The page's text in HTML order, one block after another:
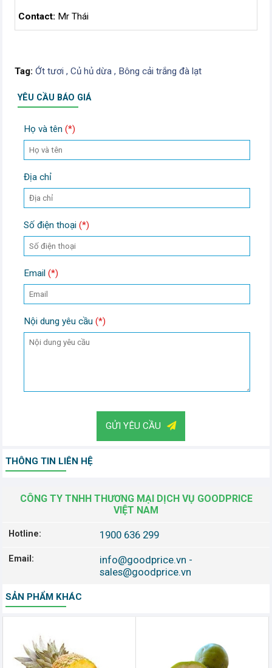
Contact: Mr Thái
Tag: Ớt tươi , Củ hủ dừa , Bông cải trắng đà lạt
YÊU CẦU BÁO GIÁ
Họ và tên (*)
Địa chỉ
Số điện thoại (*)
Email (*)
Nội dung yêu cầu (*)
GỬI YÊU CẦU
THÔNG TIN LIÊN HỆ
CÔNG TY TNHH THƯƠNG MẠI DỊCH VỤ GOODPRICE
VIỆT NAM
Hotline: 1900 636 299
Email: info@goodprice.vn -
sales@goodprice.vn
SẢN PHẨM KHÁC